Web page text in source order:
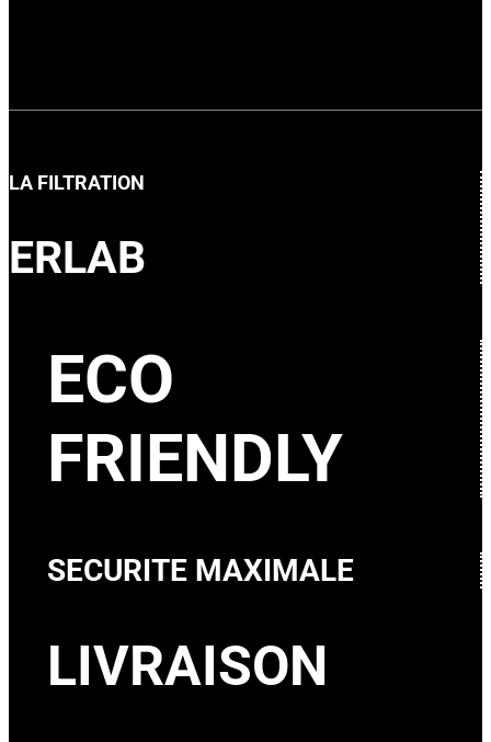
LA FILTRATION
ERLAB
ECO
FRIENDLY
SECURITE MAXIMALE
LIVRAISON